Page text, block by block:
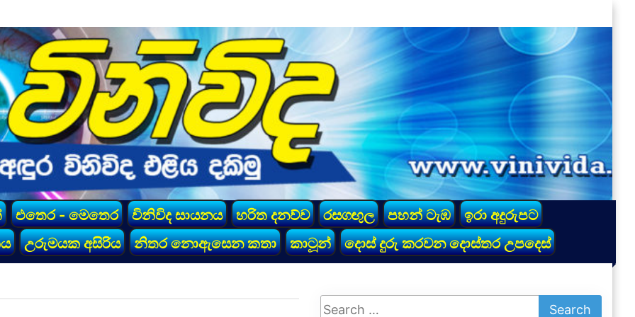
එතෙර - මෙතෙර විනිවිද සායනය හරිත දනව්ව රසගඟුල පහන් ටැඹ
ඉරා අදුරුපට
උරුමයක අසිරිය නිතර නොඇසෙන කතා කාටූන් දොස් දුරු කරවන දොස්තර උපදෙස්